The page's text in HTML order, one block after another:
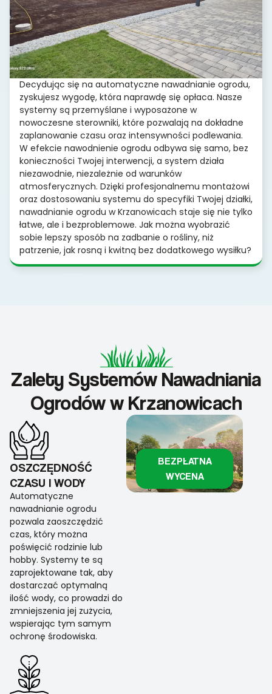
Decydując się na automatyczne nawadnianie ogrodu,
zyskujesz wygodę, która naprawdę się opłaca. Nasze
systemy są przemyślane i wyposażone w
nowoczesne sterowniki, które pozwalają na dokładne
zaplanowanie czasu oraz intensywności podlewania.
W efekcie nawodnienie ogrodu odbywa się samo, bez
konieczności Twojej interwencji, a system działa
niezawodnie, niezależnie od warunków
atmosferycznych. Dzięki profesjonalnemu montażowi
oraz dostosowaniu systemu do specyfiki Twojej działki,
nawadnianie ogrodu w Krzanowicach staje się nie tylko
łatwe, ale i bezproblemowe. Jak można wyobrazić
sobie lepszy sposób na zadbanie o rośliny, niż
patrzenie, jak rosną i kwitną bez dodatkowego wysiłku?
Zalety Systemów Nawadniania
Ogrodów w Krzanowicach
OSZCZĘDNOŚĆ
CZASU I WODY
Automatyczne
nawadnianie ogrodu
pozwala zaoszczędzić
czas, który można
poświęcić rodzinie lub
hobby. Systemy te są
zaprojektowane tak, aby
dostarczać optymalną
ilość wody, co prowadzi do
zmniejszenia jej zużycia,
wspierając tym samym
ochronę środowiska.
BEZPŁATNA
WYCENA